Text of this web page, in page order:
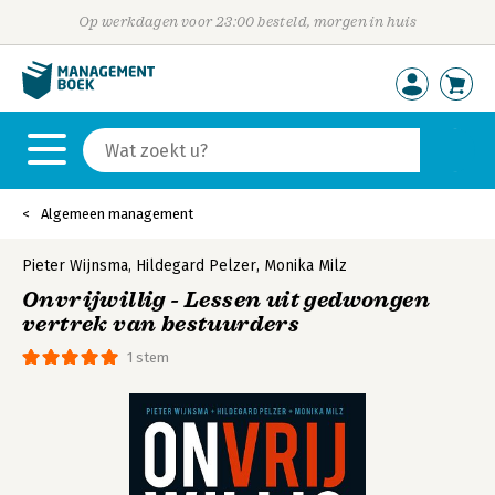
Op werkdagen voor 23:00 besteld, morgen in huis
Algemeen management
1 stem
Pieter Wijnsma, Hildegard Pelzer, Monika Milz
Onvrijwillig - Lessen uit gedwongen
vertrek van bestuurders